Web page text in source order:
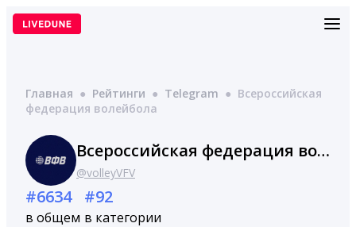
Перейти
Главная ● Рейтинги ● Telegram ● Всероссийская
федерация волейбола
Всероссийская федерация волейбола
@volleyVFV
#6634
в общем
#92
в категории